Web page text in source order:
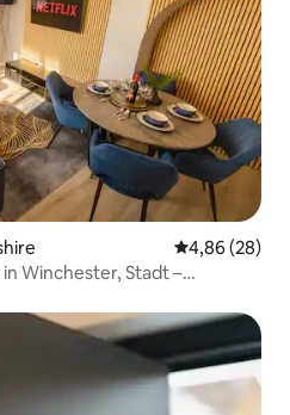
4,86 (28)
Winchester, Stadt –